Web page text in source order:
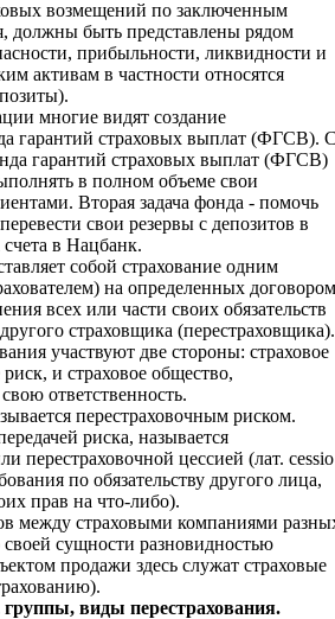
возмещений по заключенным
должны быть представлены рядом
прибыльности, ликвидности и
активам в частности относятся
многие видят создание
гарантий страховых выплат (ФГСВ).
гарантий страховых выплат (ФГСВ)
в полном объеме свои
Вторая задача фонда - помочь
свои резервы с депозитов в
в Нацбанк.
собой страхование одним
на определенных договором
всех или части своих обязательств
страховщика (перестраховщика).
участвуют две стороны: страховое
и страховое общество,
ответственность.
перестраховочным риском.
риска, называется
перестраховочной цессией (лат.
по обязательству другого лица,
прав на что-либо).
между страховыми компаниями
своей сущности разновидностью
продажи здесь служат страховые
виды перестрахования.